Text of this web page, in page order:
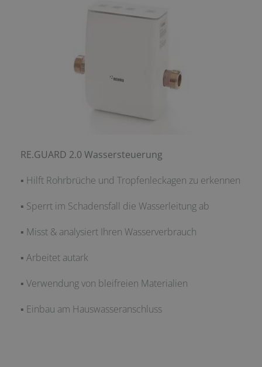
RE.GUARD 2.0 Wassersteuerung
▪ Hilft Rohrbrüche und Tropfenleckagen zu erkennen
▪ Sperrt im Schadensfall die Wasserleitung ab
▪ Misst & analysiert Ihren Wasserverbrauch
▪ Arbeitet autark
▪ Verwendung von bleifreien Materialien
▪ Einbau am Hauswasseranschluss